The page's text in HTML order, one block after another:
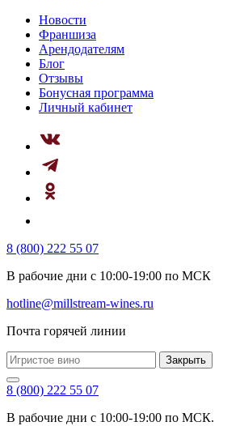
Новости
Франшиза
Арендодателям
Блог
Отзывы
Бонусная программа
Личный кабинет
8 (800) 222 55 07
В рабочие дни с 10:00-19:00 по МСК
hotline@millstream-wines.ru
Почта горячей линии
Закрыть
8 (800) 222 55 07
В рабочие дни с 10:00-19:00 по МСК.